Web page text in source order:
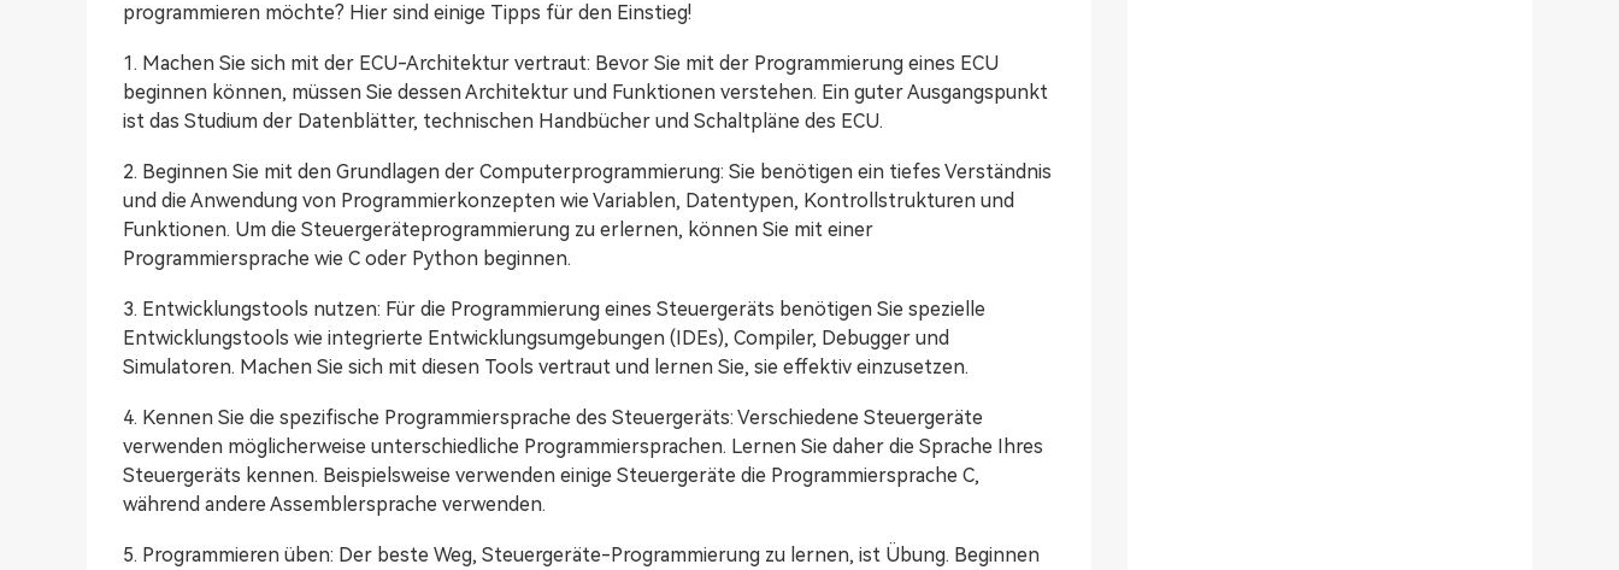
programmieren möchte? Hier sind einige Tipps für den Einstieg!
1. Machen Sie sich mit der ECU-Architektur vertraut: Bevor Sie mit der Programmierung eines ECU
beginnen können, müssen Sie dessen Architektur und Funktionen verstehen. Ein guter Ausgangspunkt
ist das Studium der Datenblätter, technischen Handbücher und Schaltpläne des ECU.
2. Beginnen Sie mit den Grundlagen der Computerprogrammierung: Sie benötigen ein tiefes Verständnis
und die Anwendung von Programmierkonzepten wie Variablen, Datentypen, Kontrollstrukturen und
Funktionen. Um die Steuergeräteprogrammierung zu erlernen, können Sie mit einer
Programmiersprache wie C oder Python beginnen.
3. Entwicklungstools nutzen: Für die Programmierung eines Steuergeräts benötigen Sie spezielle
Entwicklungstools wie integrierte Entwicklungsumgebungen (IDEs), Compiler, Debugger und
Simulatoren. Machen Sie sich mit diesen Tools vertraut und lernen Sie, sie effektiv einzusetzen.
4. Kennen Sie die spezifische Programmiersprache des Steuergeräts: Verschiedene Steuergeräte
verwenden möglicherweise unterschiedliche Programmiersprachen. Lernen Sie daher die Sprache Ihres
Steuergeräts kennen. Beispielsweise verwenden einige Steuergeräte die Programmiersprache C,
während andere Assemblersprache verwenden.
5. Programmieren üben: Der beste Weg, Steuergeräte-Programmierung zu lernen, ist Übung. Beginnen